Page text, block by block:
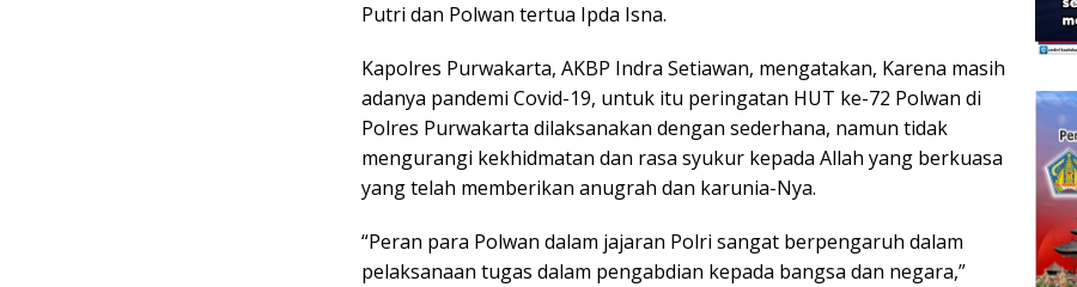
Putri dan Polwan tertua Ipda Isna.
Kapolres Purwakarta, AKBP Indra Setiawan, mengatakan, Karena masih
adanya pandemi Covid-19, untuk itu peringatan HUT ke-72 Polwan di
Polres Purwakarta dilaksanakan dengan sederhana, namun tidak
mengurangi kekhidmatan dan rasa syukur kepada Allah yang berkuasa
yang telah memberikan anugrah dan karunia-Nya.
“Peran para Polwan dalam jajaran Polri sangat berpengaruh dalam
pelaksanaan tugas dalam pengabdian kepada bangsa dan negara,”